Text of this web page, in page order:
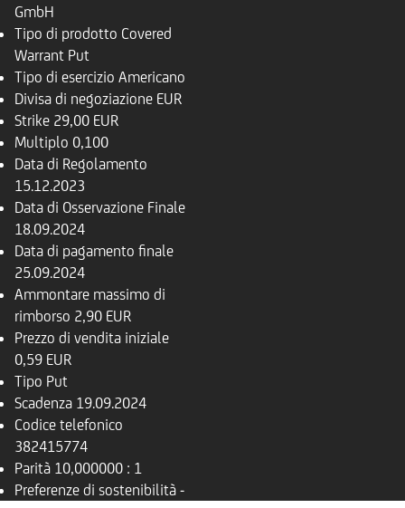
GmbH
Tipo di prodotto Covered
Warrant Put
Tipo di esercizio Americano
Divisa di negoziazione EUR
Strike 29,00 EUR
Multiplo 0,100
Data di Regolamento
15.12.2023
Data di Osservazione Finale
18.09.2024
Data di pagamento finale
25.09.2024
Ammontare massimo di
rimborso 2,90 EUR
Prezzo di vendita iniziale
0,59 EUR
Tipo Put
Scadenza 19.09.2024
Codice telefonico
382415774
Parità 10,000000 : 1
Preferenze di sostenibilità -